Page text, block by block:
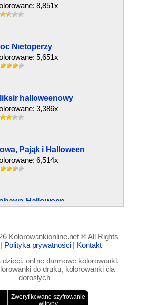
8,851x
Nietoperzy
5,651x
halloweenowy
3,386x
Pająk i Halloween
6,514x
Halloween
7,704x
Kolorowankionline.net ® All Rights
Polityka prywatności | Kontakt
dzieci, online darmowe kolorowanki,
do druku, kolorowanki dla
doroslych